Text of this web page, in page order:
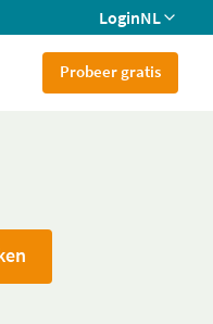
LoginNL
Probeer gratis